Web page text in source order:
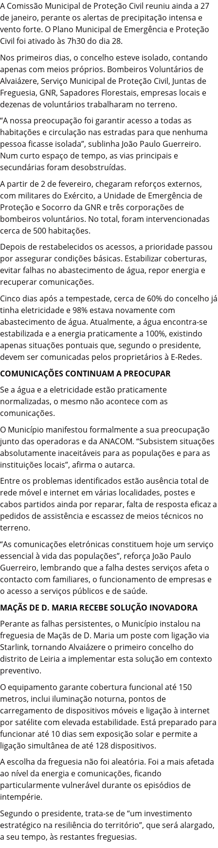
A Comissão Municipal de Proteção Civil reuniu ainda a 27
de janeiro, perante os alertas de precipitação intensa e
vento forte. O Plano Municipal de Emergência e Proteção
Civil foi ativado às 7h30 do dia 28.
Nos primeiros dias, o concelho esteve isolado, contando
apenas com meios próprios. Bombeiros Voluntários de
Alvaiázere, Serviço Municipal de Proteção Civil, Juntas de
Freguesia, GNR, Sapadores Florestais, empresas locais e
dezenas de voluntários trabalharam no terreno.
“A nossa preocupação foi garantir acesso a todas as
habitações e circulação nas estradas para que nenhuma
pessoa ficasse isolada”, sublinha João Paulo Guerreiro.
Num curto espaço de tempo, as vias principais e
secundárias foram desobstruídas.
A partir de 2 de fevereiro, chegaram reforços externos,
com militares do Exército, a Unidade de Emergência de
Proteção e Socorro da GNR e três corporações de
bombeiros voluntários. No total, foram intervencionadas
cerca de 500 habitações.
Depois de restabelecidos os acessos, a prioridade passou
por assegurar condições básicas. Estabilizar coberturas,
evitar falhas no abastecimento de água, repor energia e
recuperar comunicações.
Cinco dias após a tempestade, cerca de 60% do concelho já
tinha eletricidade e 98% estava novamente com
abastecimento de água. Atualmente, a água encontra-se
estabilizada e a energia praticamente a 100%, existindo
apenas situações pontuais que, segundo o presidente,
devem ser comunicadas pelos proprietários à E-Redes.
COMUNICAÇÕES CONTINUAM A PREOCUPAR
Se a água e a eletricidade estão praticamente
normalizadas, o mesmo não acontece com as
comunicações.
O Município manifestou formalmente a sua preocupação
junto das operadoras e da ANACOM. “Subsistem situações
absolutamente inaceitáveis para as populações e para as
instituições locais”, afirma o autarca.
Entre os problemas identificados estão ausência total de
rede móvel e internet em várias localidades, postes e
cabos partidos ainda por reparar, falta de resposta eficaz a
pedidos de assistência e escassez de meios técnicos no
terreno.
“As comunicações eletrónicas constituem hoje um serviço
essencial à vida das populações”, reforça João Paulo
Guerreiro, lembrando que a falha destes serviços afeta o
contacto com familiares, o funcionamento de empresas e
o acesso a serviços públicos e de saúde.
MAÇÃS DE D. MARIA RECEBE SOLUÇÃO INOVADORA
Perante as falhas persistentes, o Município instalou na
freguesia de Maçãs de D. Maria um poste com ligação via
Starlink, tornando Alvaiázere o primeiro concelho do
distrito de Leiria a implementar esta solução em contexto
preventivo.
O equipamento garante cobertura funcional até 150
metros, inclui iluminação noturna, pontos de
carregamento de dispositivos móveis e ligação à internet
por satélite com elevada estabilidade. Está preparado para
funcionar até 10 dias sem exposição solar e permite a
ligação simultânea de até 128 dispositivos.
A escolha da freguesia não foi aleatória. Foi a mais afetada
ao nível da energia e comunicações, ficando
particularmente vulnerável durante os episódios de
intempérie.
Segundo o presidente, trata-se de “um investimento
estratégico na resiliência do território”, que será alargado,
a seu tempo, às restantes freguesias.